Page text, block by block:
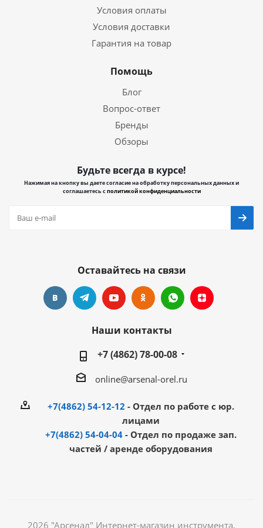
Условия оплаты
Условия доставки
Гарантия на товар
Помощь
Блог
Вопрос-ответ
Бренды
Обзоры
Будьте всегда в курсе!
Нажимая на кнопку вы даете согласие на обработку персональных данных и
соглашаетесь сполитикой конфиденциальности
Оставайтесь на связи
Наши контакты
+7 (4862) 78-00-08
online@arsenal-orel.ru
+7(4862) 54-12-12 - Отдел по работе с юр.
лицами
+7(4862) 54-04-04 - Отдел по продаже зап.
частей / аренде оборудования
2026 "Арсенал" Интернет-магазин инструмента,